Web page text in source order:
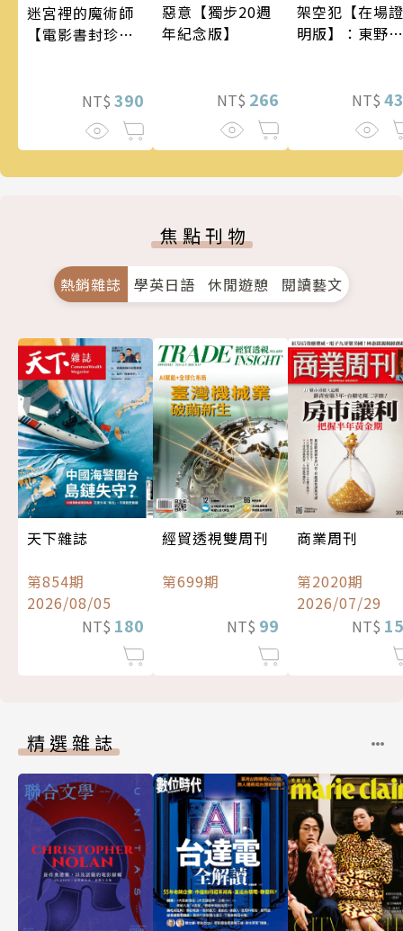
迷宮裡的魔術師
【電影書封珍藏
NT$ 390
惡意【獨步20週
年紀念版】
NT$ 266
架空犯【在場證
明版】：東野圭
蝠》系列重磅新
NT$
焦點刊物
熱銷雜誌 學英日語 休閒遊憩 閱讀藝文
天下雜誌
第854期
2026/08/05
NT$ 180
經貿透視雙周刊
第699期
NT$ 99
商業周刊
第2020期
2026/07/29
NT$
精選雜誌